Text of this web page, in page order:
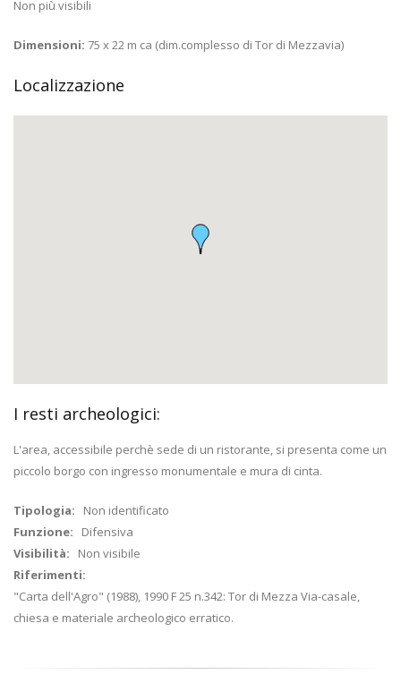
Non più visibili
Dimensioni: 75 x 22 m ca (dim.complesso di Tor di Mezzavia)
Localizzazione
I resti archeologici:
L'area, accessibile perchè sede di un ristorante, si presenta come un
piccolo borgo con ingresso monumentale e mura di cinta.
Tipologia: Non identificato
Funzione: Difensiva
Visibilità: Non visibile
Riferimenti:
"Carta dell'Agro" (1988), 1990 F 25 n.342: Tor di Mezza Via-casale,
chiesa e materiale archeologico erratico.